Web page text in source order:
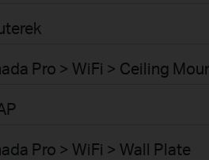
Pro > WiFi > Ceiling
Pro > WiFi > Wall Plate